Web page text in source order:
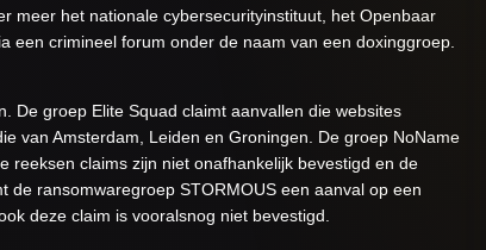
meer het nationale cybersecurityinstituut, het Openbaar
een crimineel forum onder de naam van een doxinggroep.
De groep Elite Squad claimt aanvallen die websites
van Amsterdam, Leiden en Groningen. De groep NoName
reeksen claims zijn niet onafhankelijk bevestigd en de
ransomwaregroep STORMOUS een aanval op een
deze claim is vooralsnog niet bevestigd.